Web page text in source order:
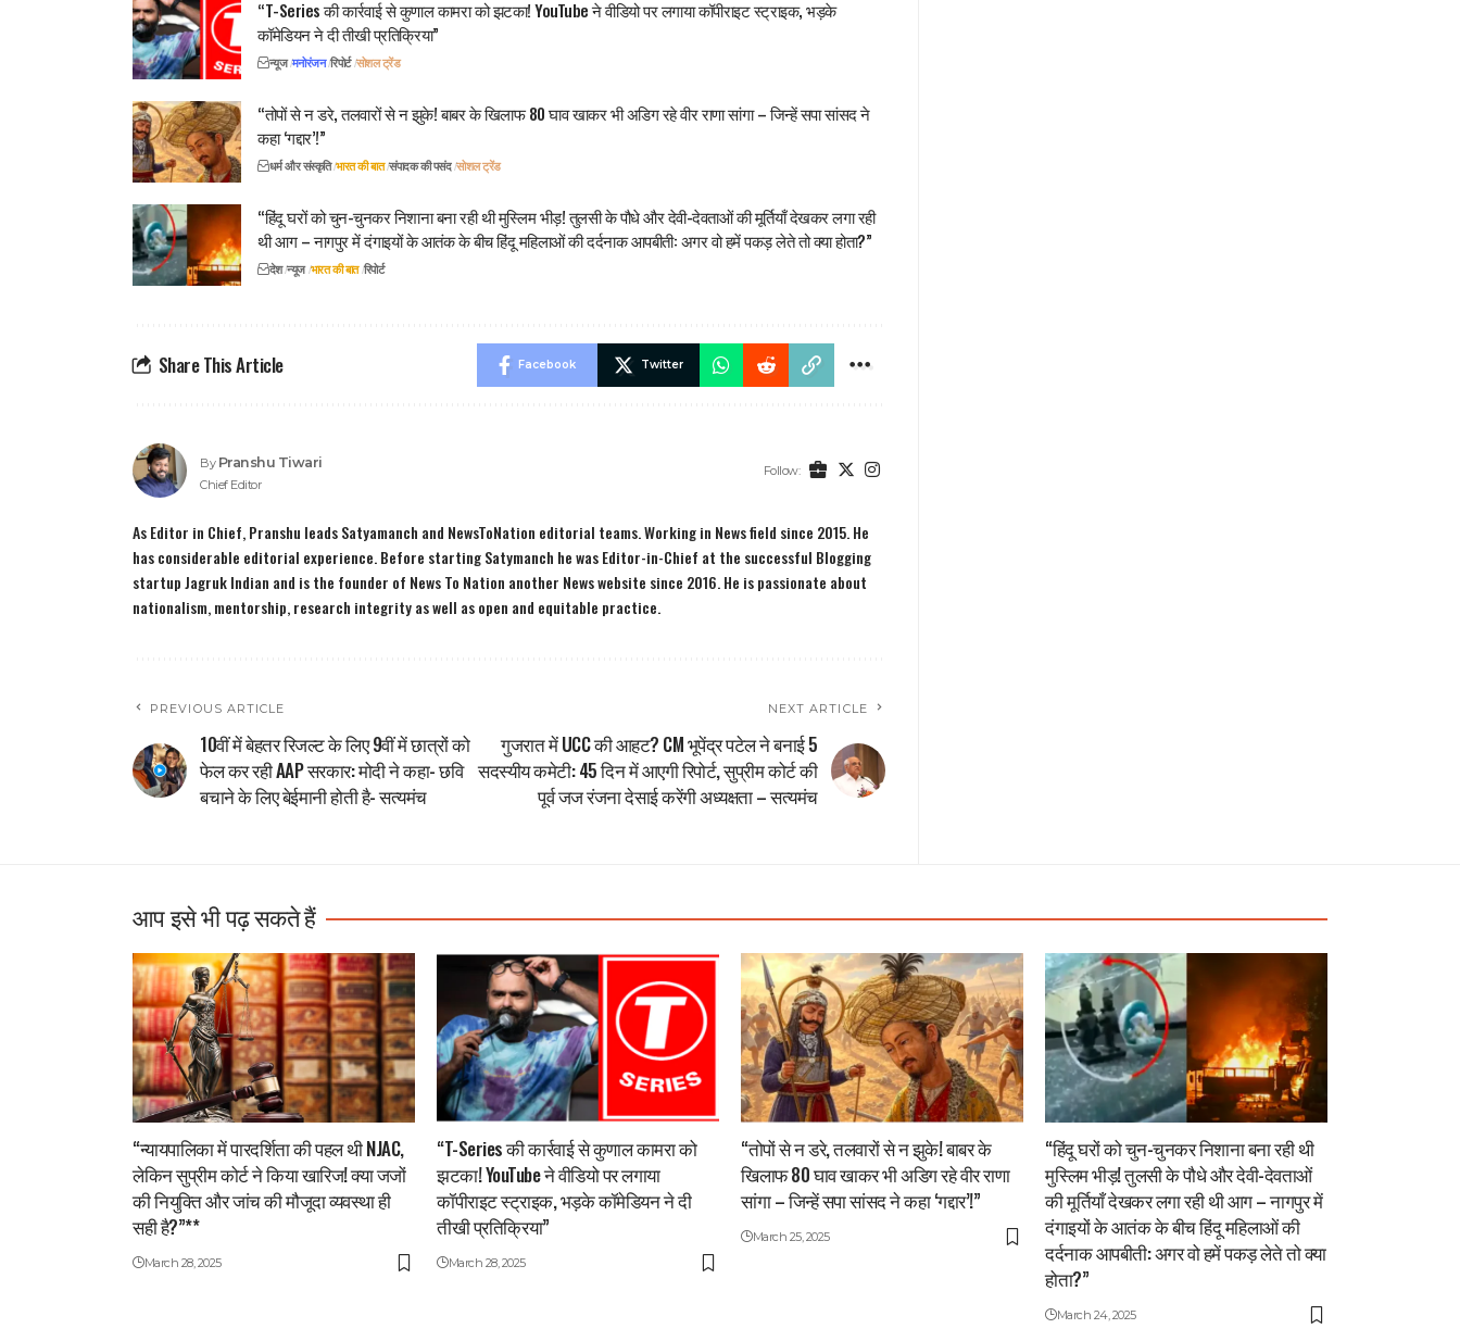
“T-Series की कार्रवाई से कुणाल कामरा को झटका! YouTube ने वीडियो पर लगाया कॉपीराइट स्ट्राइक, भड़के
कॉमेडियन ने दी तीखी प्रतिक्रिया”
न्यूज मनोरंजन रिपोर्ट सोशल ट्रेंड
“तोपों से न डरे, तलवारों से न झुके! बाबर के खिलाफ 80 घाव खाकर भी अडिग रहे वीर राणा सांगा – जिन्हें सपा सांसद ने
कहा ‘गद्दार’!”
धर्म और संस्कृति भारत की बात संपादक की पसंद सोशल ट्रेंड
“हिंदू घरों को चुन-चुनकर निशाना बना रही थी मुस्लिम भीड़! तुलसी के पौधे और देवी-देवताओं की मूर्तियाँ देखकर लगा रही
थी आग – नागपुर में दंगाइयों के आतंक के बीच हिंदू महिलाओं की दर्दनाक आपबीती: अगर वो हमें पकड़ लेते तो क्या होता?”
देश न्यूज भारत की बात रिपोर्ट
Share This Article Facebook Twitter
By Pranshu Tiwari
Chief Editor
Follow:
As Editor in Chief, Pranshu leads Satyamanch and NewsToNation editorial teams. Working in News field since 2015. He
has considerable editorial experience. Before starting Satymanch he was Editor-in-Chief at the successful Blogging
startup Jagruk Indian and is the founder of News To Nation another News website since 2016. He is passionate about
nationalism, mentorship, research integrity as well as open and equitable practice.
PREVIOUS ARTICLE
10वीं में बेहतर रिजल्ट के लिए 9वीं में छात्रों को
फेल कर रही AAP सरकार: मोदी ने कहा- छवि
बचाने के लिए बेईमानी होती है- सत्यमंच
NEXT ARTICLE
गुजरात में UCC की आहट? CM भूपेंद्र पटेल ने बनाई 5
सदस्यीय कमेटी: 45 दिन में आएगी रिपोर्ट, सुप्रीम कोर्ट की
पूर्व जज रंजना देसाई करेंगी अध्यक्षता – सत्यमंच
आप इसे भी पढ़ सकते हैं
“न्यायपालिका में पारदर्शिता की पहल थी NJAC,
लेकिन सुप्रीम कोर्ट ने किया खारिज! क्या जजों
की नियुक्ति और जांच की मौजूदा व्यवस्था ही
सही है?”**
March 28, 2025
“T-Series की कार्रवाई से कुणाल कामरा को
झटका! YouTube ने वीडियो पर लगाया
कॉपीराइट स्ट्राइक, भड़के कॉमेडियन ने दी
तीखी प्रतिक्रिया”
March 28, 2025
“तोपों से न डरे, तलवारों से न झुके! बाबर के
खिलाफ 80 घाव खाकर भी अडिग रहे वीर राणा
सांगा – जिन्हें सपा सांसद ने कहा ‘गद्दार’!”
March 25, 2025
“हिंदू घरों को चुन-चुनकर निशाना बना रही थी
मुस्लिम भीड़! तुलसी के पौधे और देवी-देवताओं
की मूर्तियाँ देखकर लगा रही थी आग – नागपुर में
दंगाइयों के आतंक के बीच हिंदू महिलाओं की
दर्दनाक आपबीती: अगर वो हमें पकड़ लेते तो क्या
होता?”
March 24, 2025